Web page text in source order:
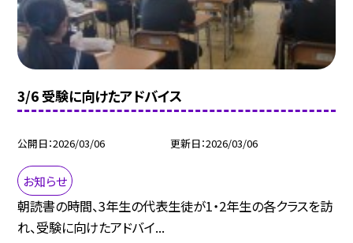
3/6 受験に向けたアドバイス
公開日 2026/03/06 更新日 2026/03/06
お知らせ
朝読書の時間、3年生の代表生徒が1・2年生の各クラスを訪
れ、受験に向けたアドバイ...